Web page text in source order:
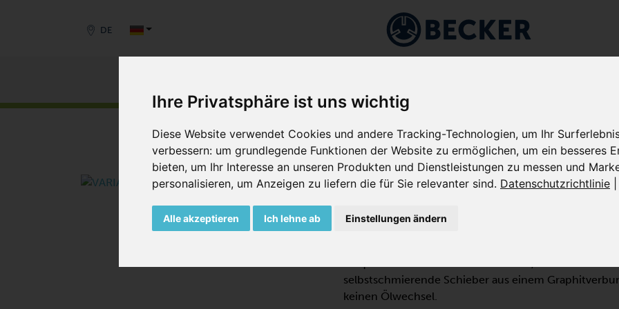
Ihre Privatsphäre ist uns wichtig
Diese Website verwendet Cookies und andere Tracking-Technologien, um Ihr
verbessern: um grundlegende Funktionen der Website zu ermöglichen, um ein besseres
bieten, um Ihr Interesse an unseren Produkten und Dienstleistungen zu messen und
personalisieren, um Anzeigen zu liefern die für Sie relevanter sind. Datenschutzrichtlinie
Alle akzeptieren Ich lehne ab Einstellungen ändern
DE
PRODUKTE / VAKUUMPUMPEN / DREHSCHIEBERVAKUUMPUMPEN
VARIAIR KVT
DREHSCHIEBER-
selbstschmierende Schieber aus einem
keinen Ölwechsel.